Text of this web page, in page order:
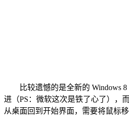
比较遗憾的是全新的 Windows 8
进（PS：微软这次是铁了心了），
从桌面回到开始界面，需要将鼠标